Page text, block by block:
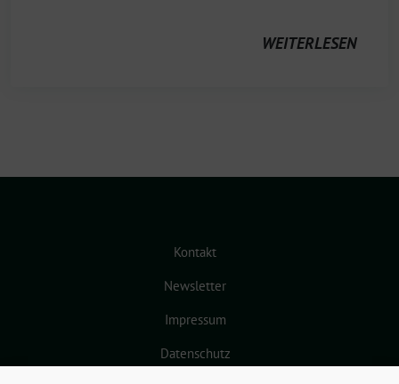
WEITERLESEN
Kontakt
Newsletter
Impressum
Datenschutz